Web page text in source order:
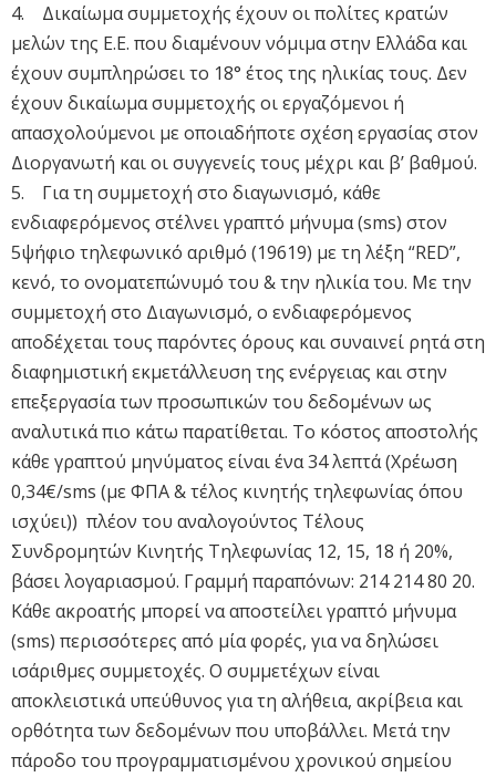
4. Δικαίωμα συμμετοχής έχουν οι πολίτες κρατών
μελών της Ε.Ε. που διαμένουν νόμιμα στην Ελλάδα και
έχουν συμπληρώσει το 18° έτος της ηλικίας τους. Δεν
έχουν δικαίωμα συμμετοχής οι εργαζόμενοι ή
απασχολούμενοι με οποιαδήποτε σχέση εργασίας στον
Διοργανωτή και οι συγγενείς τους μέχρι και β’ βαθμού.
5. Για τη συμμετοχή στο διαγωνισμό, κάθε
ενδιαφερόμενος στέλνει γραπτό μήνυμα (sms) στον
5ψήφιο τηλεφωνικό αριθμό (19619) με τη λέξη “RED”,
κενό, το ονοματεπώνυμό του & την ηλικία του. Με την
συμμετοχή στο Διαγωνισμό, ο ενδιαφερόμενος
αποδέχεται τους παρόντες όρους και συναινεί ρητά στη
διαφημιστική εκμετάλλευση της ενέργειας και στην
επεξεργασία των προσωπικών του δεδομένων ως
αναλυτικά πιο κάτω παρατίθεται. Το κόστος αποστολής
κάθε γραπτού μηνύματος είναι ένα 34 λεπτά (Χρέωση
0,34€/sms (με ΦΠΑ & τέλος κινητής τηλεφωνίας όπου
ισχύει)) πλέον του αναλογούντος Τέλους
Συνδρομητών Κινητής Τηλεφωνίας 12, 15, 18 ή 20%,
βάσει λογαριασμού. Γραμμή παραπόνων: 214 214 80 20.
Κάθε ακροατής μπορεί να αποστείλει γραπτό μήνυμα
(sms) περισσότερες από μία φορές, για να δηλώσει
ισάριθμες συμμετοχές. Ο συμμετέχων είναι
αποκλειστικά υπεύθυνος για τη αλήθεια, ακρίβεια και
ορθότητα των δεδομένων που υποβάλλει. Μετά την
πάροδο του προγραμματισμένου χρονικού σημείου